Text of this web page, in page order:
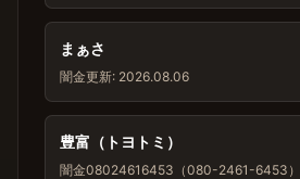
まぁさ
闇金更新: 2026.08.06
豊富（トヨトミ）
闇金08024616453（080-2461-6453）